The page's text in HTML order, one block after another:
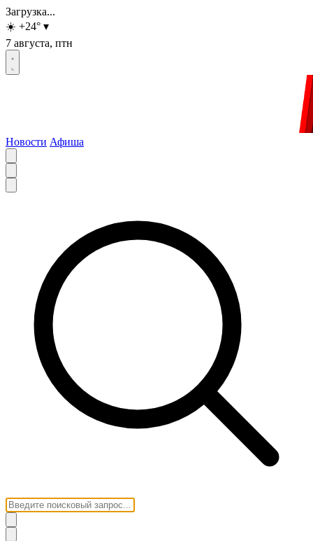
Загрузка...
☀️ +24° ▾
7 августа, птн
Новости Афиша